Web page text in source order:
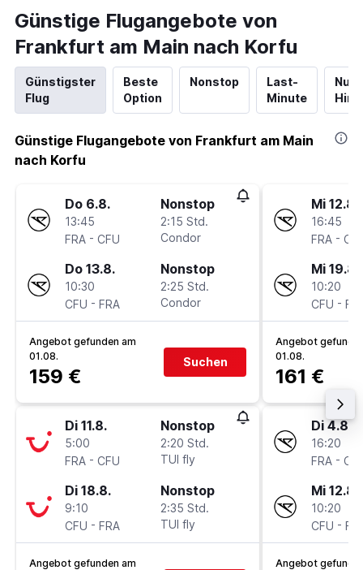
Günstige Flugangebote von
Frankfurt am Main nach Korfu
Günstigster
Flug
Beste
Option
Nonstop
Last-
Minute
Nur
Günstige Flugangebote von Frankfurt am Main
nach Korfu
Do 6.8.
13:45
FRA - CFU
Nonstop
2:15 Std.
Condor
Do 13.8.
10:30
CFU - FRA
Nonstop
2:25 Std.
Condor
Angebot gefunden am
01.08.
159 €
Suchen
Di 11.8.
5:00
FRA - CFU
Nonstop
2:20 Std.
TUI fly
Di 18.8.
9:10
CFU - FRA
Nonstop
2:35 Std.
TUI fly
Angebot gefunden am
Mi 12.8.
16:45
FRA -
Mi 19.8.
10:20
CFU -
Angebot
01.08.
161 €
Di 4.8.
16:20
FRA -
Mi 12.8.
10:20
CFU -
Angebot